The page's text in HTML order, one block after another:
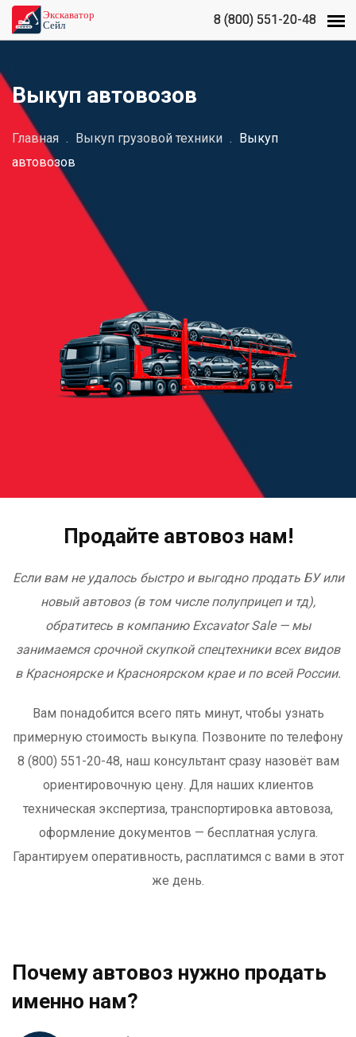
8 (800) 551-20-48
8 (800) 551-20-48
Выкуп автовозов
Главная . Выкуп грузовой техники . Выкуп
автовозов
Продайте автовоз нам!
Если вам не удалось быстро и выгодно продать БУ или
новый автовоз (в том числе полуприцеп и тд),
обратитесь в компанию Excavator Sale — мы
занимаемся срочной скупкой спецтехники всех видов
в Красноярске и Красноярском крае и по всей России.
Вам понадобится всего пять минут, чтобы узнать
примерную стоимость выкупа. Позвоните по телефону
8 (800) 551-20-48, наш консультант сразу назовёт вам
ориентировочную цену. Для наших клиентов
техническая экспертиза, транспортировка автовоза,
оформление документов — бесплатная услуга.
Гарантируем оперативность, расплатимся с вами в этот
же день.
Почему автовоз нужно продать
именно нам?